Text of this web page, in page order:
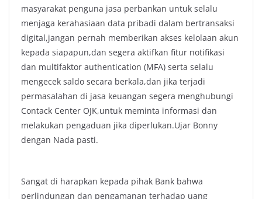
masyarakat penguna jasa perbankan untuk selalu
menjaga kerahasiaan data pribadi dalam bertransaksi
digital,jangan pernah memberikan akses kelolaan akun
kepada siapapun,dan segera aktifkan fitur notifikasi
dan multifaktor authentication (MFA) serta selalu
mengecek saldo secara berkala,dan jika terjadi
permasalahan di jasa keuangan segera menghubungi
Contack Center OJK,untuk meminta informasi dan
melakukan pengaduan jika diperlukan.Ujar Bonny
dengan Nada pasti.
Sangat di harapkan kepada pihak Bank bahwa
perlindungan dan pengamanan terhadap uang